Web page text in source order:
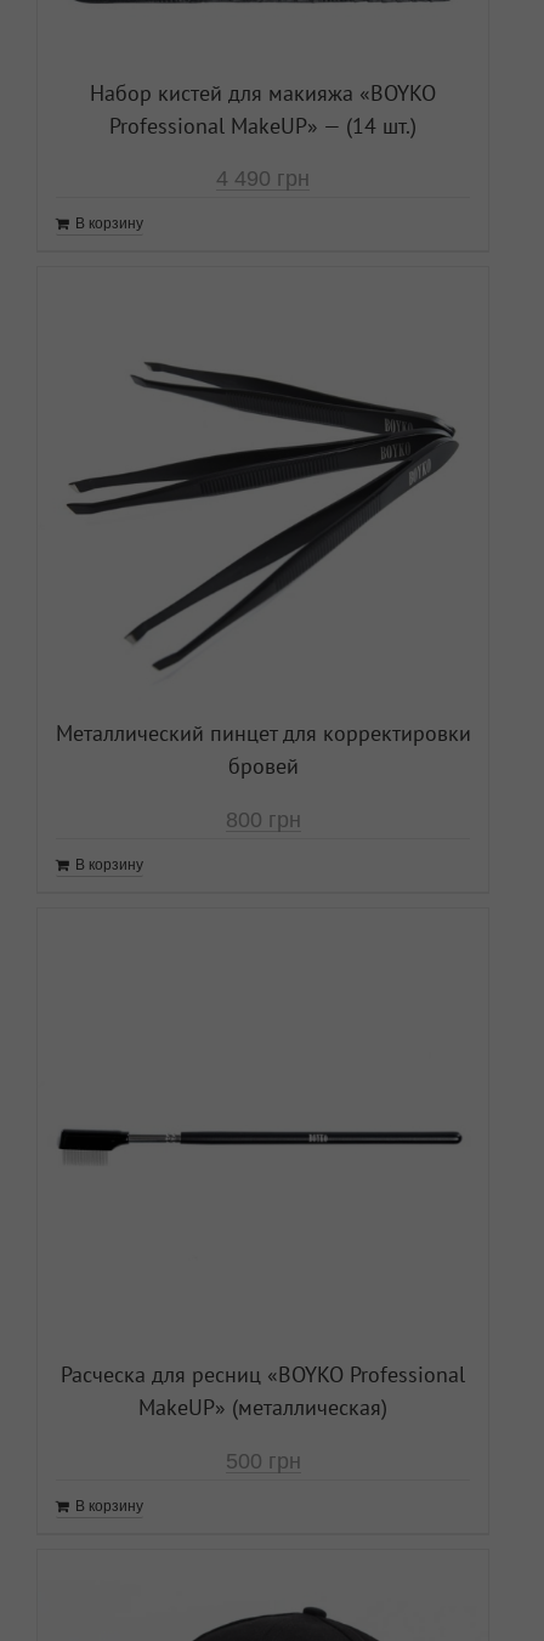
Набор кистей для макияжа «ВOYKO
Professional MakeUP» — (14 шт.)
4 490 грн
В корзину
Металлический пинцет для корректировки
бровей
800 грн
В корзину
Расческа для ресниц «ВOYKO Professional
MakeUP» (металлическая)
500 грн
В корзину